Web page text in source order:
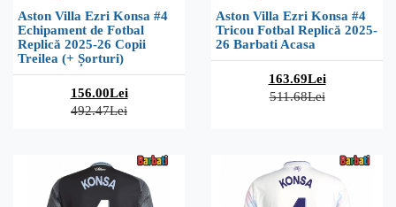
Aston Villa Ezri Konsa #4
Echipament de Fotbal
Replică 2025-26 Copii
Treilea (+ Șorturi)
156.00Lei
492.47Lei
Aston Villa Ezri Konsa #4
Tricou Fotbal Replică 2025-
26 Barbati Acasa
163.69Lei
511.68Lei